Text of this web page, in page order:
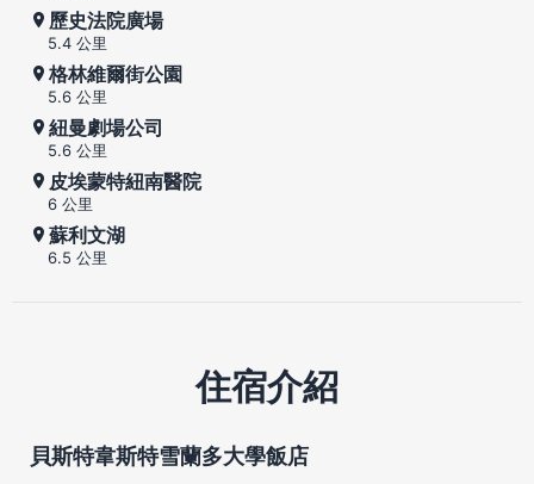
歷史法院廣場
5.4 公里
格林維爾街公園
5.6 公里
紐曼劇場公司
5.6 公里
皮埃蒙特紐南醫院
6 公里
蘇利文湖
6.5 公里
住宿介紹
貝斯特韋斯特雪蘭多大學飯店